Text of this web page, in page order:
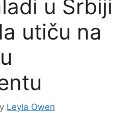
u Srbiji
utiču na
Leyla Owen